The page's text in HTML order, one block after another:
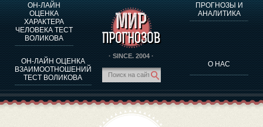
ОН-ЛАЙН
ОЦЕНКА
ХАРАКТЕРА
ЧЕЛОВЕКА ТЕСТ
ВОЛИКОВА
ОН-ЛАЙН ОЦЕНКА
ВЗАИМООТНОШЕНИЙ
ТЕСТ ВОЛИКОВА
· SINCE. 2004 ·
ПРОГНОЗЫ И
АНАЛИТИКА
О НАС
О ПРОГРАММЕ
ОЦЕНКА ХАРАКТЕРA ЧЕЛОВЕКА
ОЦЕНКА ХАРАКТЕРА ВЫДАЮЩИХСЯ ЛИЧНОСТЕЙ
О ПРОГРАММЕ
ТЕСТ НА СОВМЕСТИМОСТЬ ВОЛИКОВА
ПРОГНОЗЫ И АНАЛИТИКА